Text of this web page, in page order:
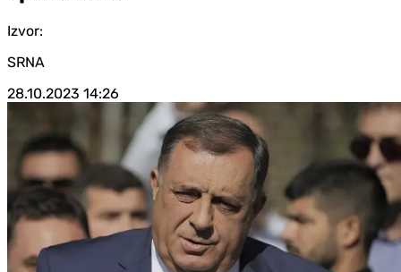
Izvor:
SRNA
28.10.2023 14:26